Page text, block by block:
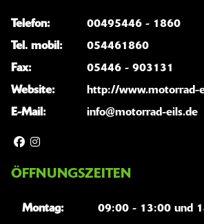
Telefon:
00495446 - 1860
Tel. mobil:
054461860
Fax:
05446 - 903131
Website:
http://www.motorrad-
E-Mail:
info@motorrad-eils.de
ÖFFNUNGSZEITEN
Montag:
09:00 - 13:00 und